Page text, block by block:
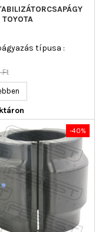
típusa :
Ft
-40%